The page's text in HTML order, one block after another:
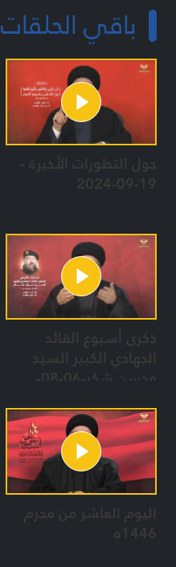
باقي الحلقات
حول التطورات الأخيرة -
19-09-2024
ذكرى أسبوع القائد
الجهادي الكبير السيد
اليوم العاشر من محرم
1446ه